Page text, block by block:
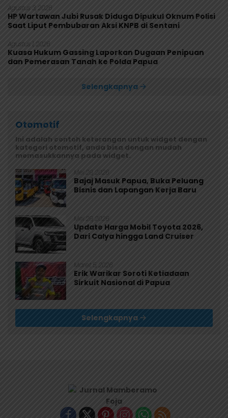
Agustus 3, 2026
HP Wartawan Jubi Rusak Diduga Dipukul Oknum Polisi
Saat Liput Pembubaran Aksi KNPB di Sentani
Agustus 1, 2026
Kuasa Hukum Gassing Laporkan Dugaan Penipuan
dan Pemerasan Tanah ke Polda Papua
Selengkapnya
Otomotif
Ini adalah contoh keterangan untuk widget dengan
kategori otomotif, anda bisa dengan mudah
memasukkannya pada widget.
Mei 29, 2026
Bajaj Masuk Papua, Buka Peluang
Bisnis dan Lapangan Kerja Baru
Mei 29, 2026
Update Harga Mobil Toyota 2026,
Dari Calya hingga Land Cruiser
Maret 5, 2026
Erik Warikar Soroti Ketiadaan
Sirkuit Nasional di Papua
Selengkapnya